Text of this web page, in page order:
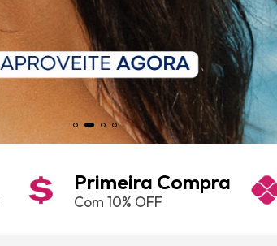
Primeira Compra
Com 10% OFF